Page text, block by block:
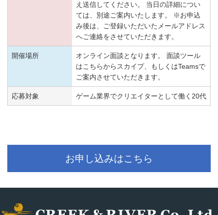
え送信してください。 当日の詳細につい
ては、別途ご案内いたします。 ※お申込
み後は、ご登録いただいたメールアドレス
へご連絡をさせていただきます。
開催場所
オンライン面談となります。 面談ツール
はこちらからスカイプ、もしくはTeamsで
ご案内させていただきます。
応募対象 ゲーム業界でクリエイターとして働く20代
お申し込みはこちら